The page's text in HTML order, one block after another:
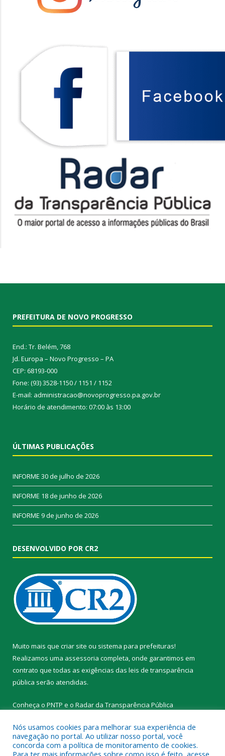
PREFEITURA DE NOVO PROGRESSO
End.: Tr. Belém, 768
Jd. Europa – Novo Progresso – PA
CEP: 68193-000
Fone: (93) 3528-1150 / 1151 / 1152
E-mail: administracao@novoprogresso.pa.gov.br
Horário de atendimento: 07:00 às 13:00
ÚLTIMAS PUBLICAÇÕES
INFORME 30 de julho de 2026
INFORME 18 de junho de 2026
INFORME 9 de junho de 2026
DESENVOLVIDO POR CR2
Muito mais que criar site ou sistema para prefeituras!
Realizamos uma assessoria completa, onde garantimos em
contrato que todas as exigências das leis de transparência
pública serão atendidas.
Conheça o PNTP e o Radar da Transparência Pública
Nós usamos cookies para melhorar sua experiência de
navegação no portal. Ao utilizar nosso portal, você
concorda com a política de monitoramento de cookies.
Para ter mais informações sobre como isso é feito, acesse